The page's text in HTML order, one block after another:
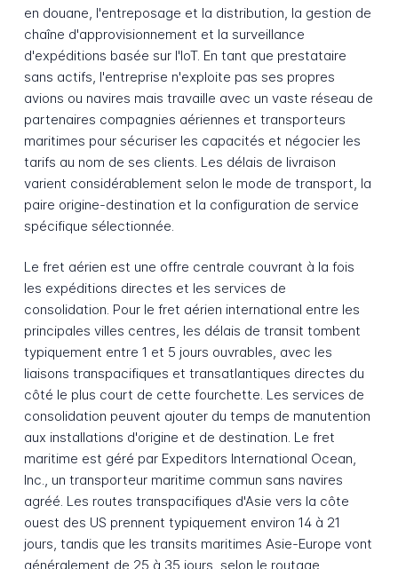
en douane, l'entreposage et la distribution, la gestion de
chaîne d'approvisionnement et la surveillance
d'expéditions basée sur l'IoT. En tant que prestataire
sans actifs, l'entreprise n'exploite pas ses propres
avions ou navires mais travaille avec un vaste réseau de
partenaires compagnies aériennes et transporteurs
maritimes pour sécuriser les capacités et négocier les
tarifs au nom de ses clients. Les délais de livraison
varient considérablement selon le mode de transport, la
paire origine-destination et la configuration de service
spécifique sélectionnée.
Le fret aérien est une offre centrale couvrant à la fois
les expéditions directes et les services de
consolidation. Pour le fret aérien international entre les
principales villes centres, les délais de transit tombent
typiquement entre 1 et 5 jours ouvrables, avec les
liaisons transpacifiques et transatlantiques directes du
côté le plus court de cette fourchette. Les services de
consolidation peuvent ajouter du temps de manutention
aux installations d'origine et de destination. Le fret
maritime est géré par Expeditors International Ocean,
Inc., un transporteur maritime commun sans navires
agréé. Les routes transpacifiques d'Asie vers la côte
ouest des US prennent typiquement environ 14 à 21
jours, tandis que les transits maritimes Asie-Europe vont
généralement de 25 à 35 jours, selon le routage